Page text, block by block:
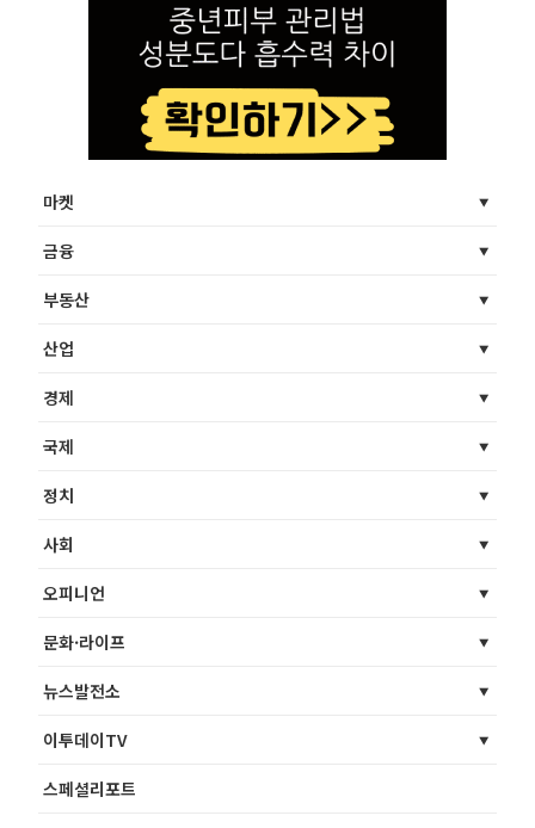
마켓
금융
부동산
산업
경제
국제
정치
사회
오피니언
문화·라이프
뉴스발전소
이투데이TV
스페셜리포트